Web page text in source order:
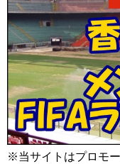
※当サイトはプロモ